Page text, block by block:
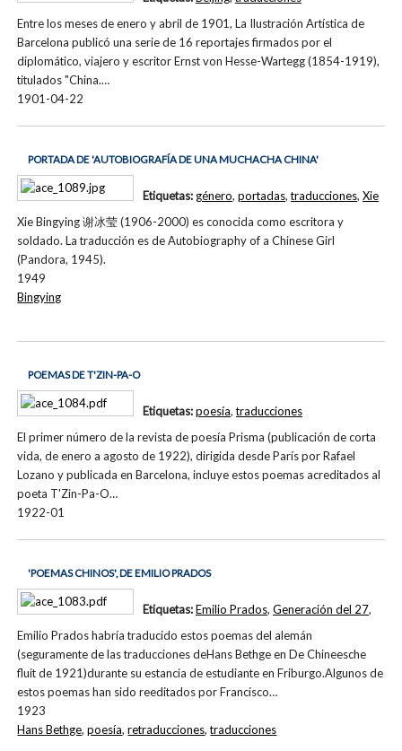
Entre los meses de enero y abril de 1901, La Ilustración Artística de
Barcelona publicó una serie de 16 reportajes firmados por el
diplomático, viajero y escritor Ernst von Hesse-Wartegg (1854-1919),
titulados "China.…
1901-04-22
PORTADA DE 'AUTOBIOGRAFÍA DE UNA MUCHACHA CHINA'
Xie Bingying 谢冰莹 (1906-2000) es conocida como escritora y
soldado. La traducción es de Autobiography of a Chinese Girl
(Pandora, 1945).
1949
Etiquetas: género, portadas,traducciones, Xie
Bingying
POEMAS DE T'ZIN-PA-O
El primer número de la revista de poesía Prisma (publicación de corta
vida, de enero a agosto de 1922), dirigida desde París por Rafael
Lozano y publicada en Barcelona, incluye estos poemas acreditados al
poeta T'Zin-Pa-O…
1922-01
Etiquetas:poesía,traducciones
'POEMAS CHINOS', DE EMILIO PRADOS
Emilio Prados habría traducido estos poemas del alemán
(seguramente de las traducciones deHans Bethge en De Chineesche
fluit de 1921)durante su estancia de estudiante en Friburgo.Algunos de
estos poemas han sido reeditados por Francisco…
1923
Etiquetas:Emilio Prados, Generación del 27,
Hans Bethge,poesía,retraducciones,traducciones